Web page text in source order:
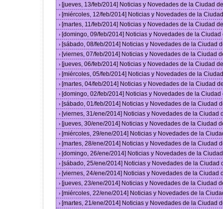
› [jueves, 13/feb/2014] Noticias y Novedades de la Ciudad
› [miércoles, 12/feb/2014] Noticias y Novedades de la
› [martes, 11/feb/2014] Noticias y Novedades de la Ciudad
› [domingo, 09/feb/2014] Noticias y Novedades de la
› [sábado, 08/feb/2014] Noticias y Novedades de la Ciudad
› [viernes, 07/feb/2014] Noticias y Novedades de la Ciudad
› [jueves, 06/feb/2014] Noticias y Novedades de la Ciudad
› [miércoles, 05/feb/2014] Noticias y Novedades de la
› [martes, 04/feb/2014] Noticias y Novedades de la Ciudad
› [domingo, 02/feb/2014] Noticias y Novedades de la
› [sábado, 01/feb/2014] Noticias y Novedades de la Ciudad
› [viernes, 31/ene/2014] Noticias y Novedades de la Ciudad
› [jueves, 30/ene/2014] Noticias y Novedades de la Ciudad
› [miércoles, 29/ene/2014] Noticias y Novedades de la
› [martes, 28/ene/2014] Noticias y Novedades de la Ciudad
› [domingo, 26/ene/2014] Noticias y Novedades de la
› [sábado, 25/ene/2014] Noticias y Novedades de la Ciudad
› [viernes, 24/ene/2014] Noticias y Novedades de la Ciudad
› [jueves, 23/ene/2014] Noticias y Novedades de la Ciudad
› [miércoles, 22/ene/2014] Noticias y Novedades de la
› [martes, 21/ene/2014] Noticias y Novedades de la Ciudad